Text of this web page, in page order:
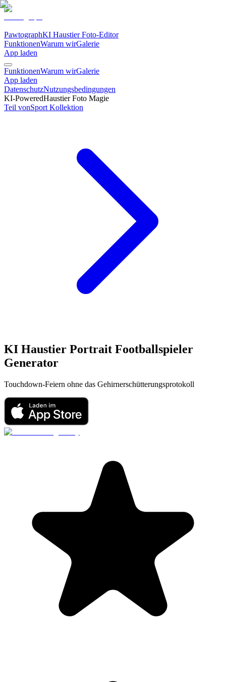
PawtographKI Haustier Foto-Editor
FunktionenWarum wirGalerie
App laden
FunktionenWarum wirGalerie
App laden
DatenschutzNutzungsbedingungen
KI-PoweredHaustier Foto Magie
Teil vonSport Kollektion
KI Haustier Portrait Footballspieler
Generator
Touchdown-Feiern ohne das Gehirnerschütterungsprotokoll